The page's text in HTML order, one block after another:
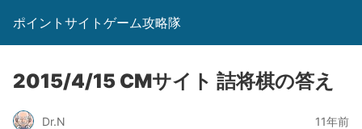
ポイントサイトゲーム攻略隊
2015/4/15 CMサイト 詰将棋の答え
Dr.N 11年前